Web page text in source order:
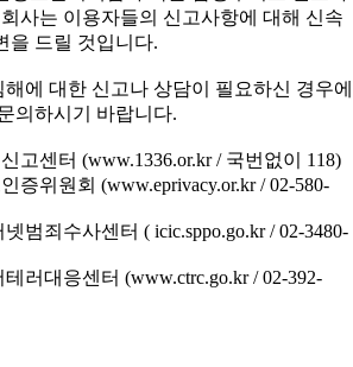
사는 이용자들의 신고사항에 대해 신속
을 드릴 것입니다.
에 대한 신고나 상담이 필요하신 경우에
의하시기 바랍니다.
고센터 (www.1336.or.kr / 국번없이 118)
증위원회 (www.eprivacy.or.kr / 02-580-
범죄수사센터 ( icic.sppo.go.kr / 02-3480-
러대응센터 (www.ctrc.go.kr / 02-392-